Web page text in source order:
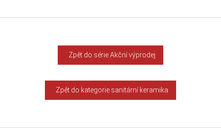
Zpět do série Akční výprodej
Zpět do kategorie sanitární keramika